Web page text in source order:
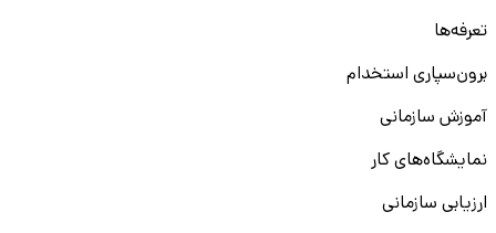
تعرفه‌ها
برون‌سپاری استخدام
آموزش سازمانی
نمایشگاه‌های کار
ارزیابی سازمانی